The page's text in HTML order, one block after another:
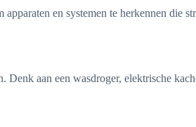
en systemen te herkennen die
aan een wasdroger, elektrische